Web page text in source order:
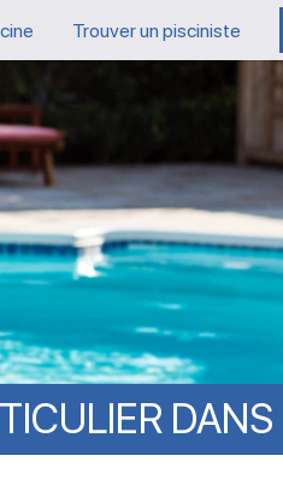
Trouver un pisciniste
DANS